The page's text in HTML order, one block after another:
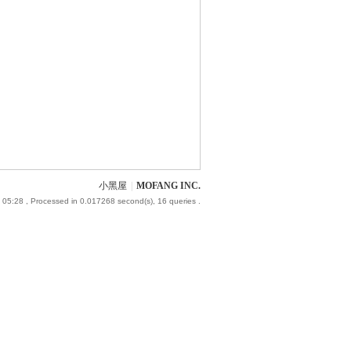
小黑屋 MOFANG INC.
05:28 , Processed in 0.017268 second(s), 16 queries .